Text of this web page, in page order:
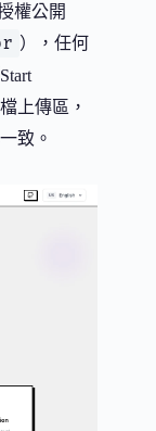
權公開
），任何
上傳區，
致。